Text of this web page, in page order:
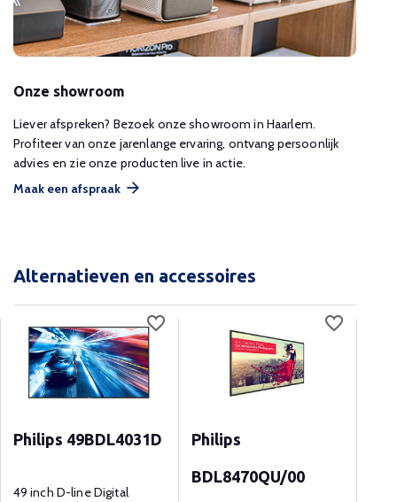
Onze showroom
Liever afspreken? Bezoek onze showroom in Haarlem.
Profiteer van onze jarenlange ervaring, ontvang persoonlijk
advies en zie onze producten live in actie.
Maak een afspraak
Alternatieven en accessoires
Philips 49BDL4031D
49 inch D-line Digital
Philips
BDL8470QU/00